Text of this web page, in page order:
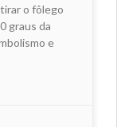
o fôlego
graus da
e